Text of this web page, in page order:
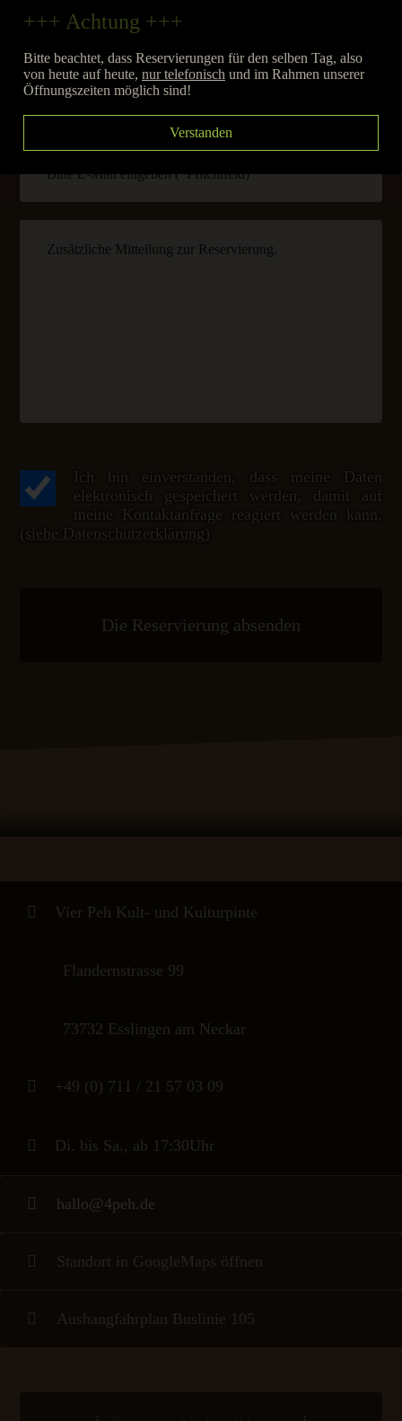
+++ Achtung +++
Bitte beachtet, dass Reservierungen für den selben Tag, also
von heute auf heute, nur telefonisch und im Rahmen unserer
Öffnungszeiten möglich sind!
Verstanden
Reservieren für
Ich bin einverstanden, dass meine Daten
elektronisch gespeichert werden, damit auf
meine Kontaktanfrage reagiert werden kann.
(siehe Datenschutzerklärung)
Vier Peh Kult- und Kulturpinte
Flandernstrasse 99
73732 Esslingen am Neckar
+49 (0) 711 / 21 57 03 09
Di. bis Sa., ab 17:30Uhr
hallo@4peh.de
Standort in GoogleMaps öffnen
Aushangfahrplan Buslinie 105